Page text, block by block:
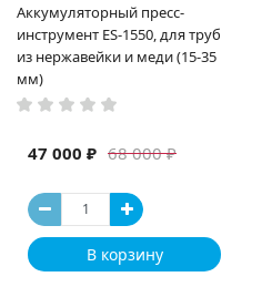
Аккумуляторный пресс-
инструмент ES-1550, для труб
из нержавейки и меди (15-35
мм)
68 000 ₽
47 000 ₽
В корзину